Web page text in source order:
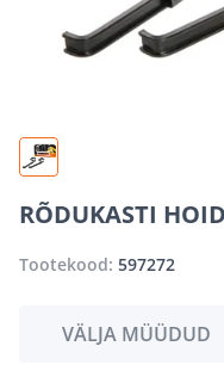
RÕDUKASTI
Tootekood: 597272
VÄLJA MÜÜDUD